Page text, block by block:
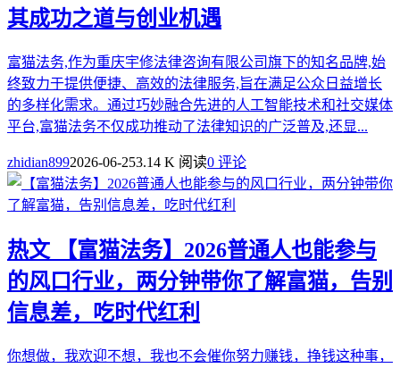
其成功之道与创业机遇
富猫法务,作为重庆宇修法律咨询有限公司旗下的知名品牌,始
终致力于提供便捷、高效的法律服务,旨在满足公众日益增长
的多样化需求。通过巧妙融合先进的人工智能技术和社交媒体
平台,富猫法务不仅成功推动了法律知识的广泛普及,还显...
zhidian8992026-06-253.14 K 阅读0 评论
热文 【富猫法务】2026普通人也能参与
的风口行业，两分钟带你了解富猫，告别
信息差，吃时代红利
你想做，我欢迎不想，我也不会催你努力赚钱，挣钱这种事，